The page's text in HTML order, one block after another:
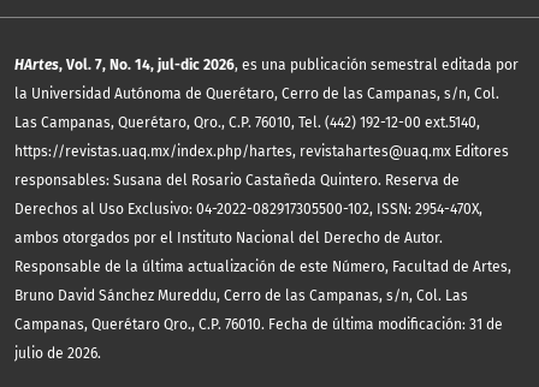
HArtes, Vol. 7, No. 14, jul-dic 2026, es una publicación semestral editada por
la Universidad Autónoma de Querétaro, Cerro de las Campanas, s/n, Col.
Las Campanas, Querétaro, Qro., C.P. 76010, Tel. (442) 192-12-00 ext.5140,
https://revistas.uaq.mx/index.php/hartes, revistahartes@uaq.mx Editores
responsables: Susana del Rosario Castañeda Quintero. Reserva de
Derechos al Uso Exclusivo: 04-2022-082917305500-102, ISSN: 2954-470X,
ambos otorgados por el Instituto Nacional del Derecho de Autor.
Responsable de la última actualización de este Número, Facultad de Artes,
Bruno David Sánchez Mureddu, Cerro de las Campanas, s/n, Col. Las
Campanas, Querétaro Qro., C.P. 76010. Fecha de última modificación: 31 de
julio de 2026.